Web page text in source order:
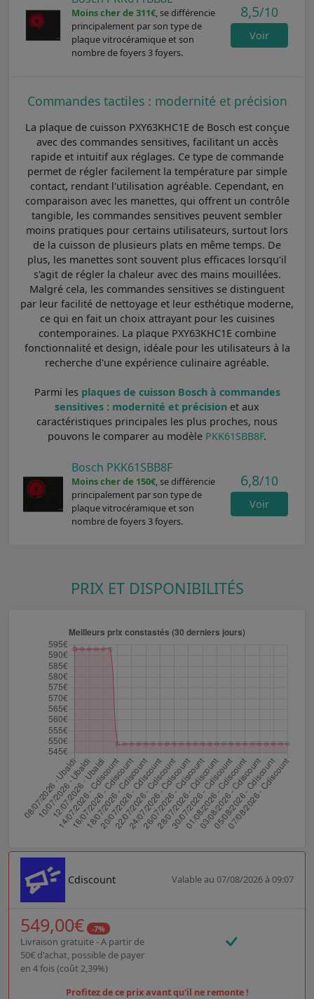
Moins cher de 311€, se différencie
principalement par son type de
plaque vitrocéramique et son
nombre de foyers 3 foyers.
8,5/10
Voir
Commandes tactiles : modernité et précision
La plaque de cuisson PXY63KHC1E de Bosch est conçue
avec des commandes sensitives, facilitant un accès
rapide et intuitif aux réglages. Ce type de commande
permet de régler facilement la température par simple
contact, rendant l'utilisation agréable. Cependant, en
comparaison avec les manettes, qui offrent un contrôle
tangible, les commandes sensitives peuvent sembler
moins pratiques pour certains utilisateurs, surtout lors
de la cuisson de plusieurs plats en même temps. De
plus, les manettes sont souvent plus efficaces lorsqu'il
s'agit de régler la chaleur avec des mains mouillées.
Malgré cela, les commandes sensitives se distinguent
par leur facilité de nettoyage et leur esthétique moderne,
ce qui en fait un choix attrayant pour les cuisines
contemporaines. La plaque PXY63KHC1E combine
fonctionnalité et design, idéale pour les utilisateurs à la
recherche d'une expérience culinaire agréable.
Parmi les plaques de cuisson Bosch à commandes
sensitives : modernité et précision et aux
caractéristiques principales les plus proches, nous
pouvons le comparer au modèle PKK61SBB8F.
Bosch PKK61SBB8F
Moins cher de 150€, se différencie
principalement par son type de
plaque vitrocéramique et son
nombre de foyers 3 foyers.
6,8/10
Voir
PRIX ET DISPONIBILITÉS
Cdiscount Valable au 07/08/2026 à 09:07
549,00€ -7%
Livraison gratuite - A partir de
50€ d'achat, possible de payer
en 4 fois (coût 2,39%)
Profitez de ce prix avant qu'il ne remonte !